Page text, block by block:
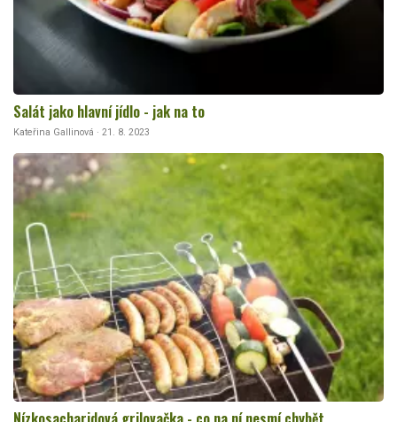
Salát jako hlavní jídlo - jak na to
Kateřina Gallinová · 21. 8. 2023